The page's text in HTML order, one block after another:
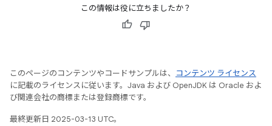
この情報は役に立ちましたか？
このページのコンテンツやコードサンプルは、
コンテンツ ライセンス
に記載のライセンスに従います。Java および OpenJDK は Oracle およ
び関連会社の商標または登録商標です。
最終更新日 2025-03-13 UTC。